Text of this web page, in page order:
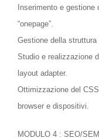
Inserimento e
“onepage”.
Gestione della
Studio e realizzazione
layout adapter.
Ottimizzazione del
browser e dispositivi.
MODULO 4 : SEO/